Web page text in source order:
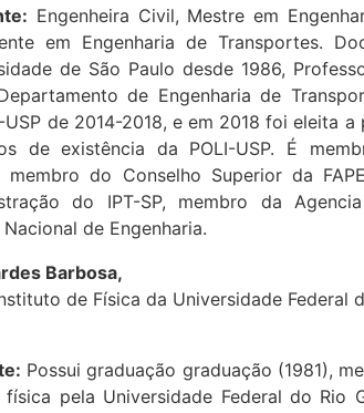
Engenheira Civil, Mestre em
em Engenharia de Transportes.
de São Paulo desde 1986,
de Engenharia de
de 2014-2018, e em 2018 foi eleita a
de existência da POLI-USP. É
membro do Conselho Superior da
do IPT-SP, membro da
de Engenharia.
Barbosa,
de Física da Universidade Federal
Possui graduação graduação (1981),
pela Universidade Federal do Rio